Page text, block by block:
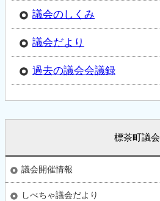
議会のしくみ
議会だより
過去の議会会議録
標茶町議会
議会開催情報
しべちゃ議会だより